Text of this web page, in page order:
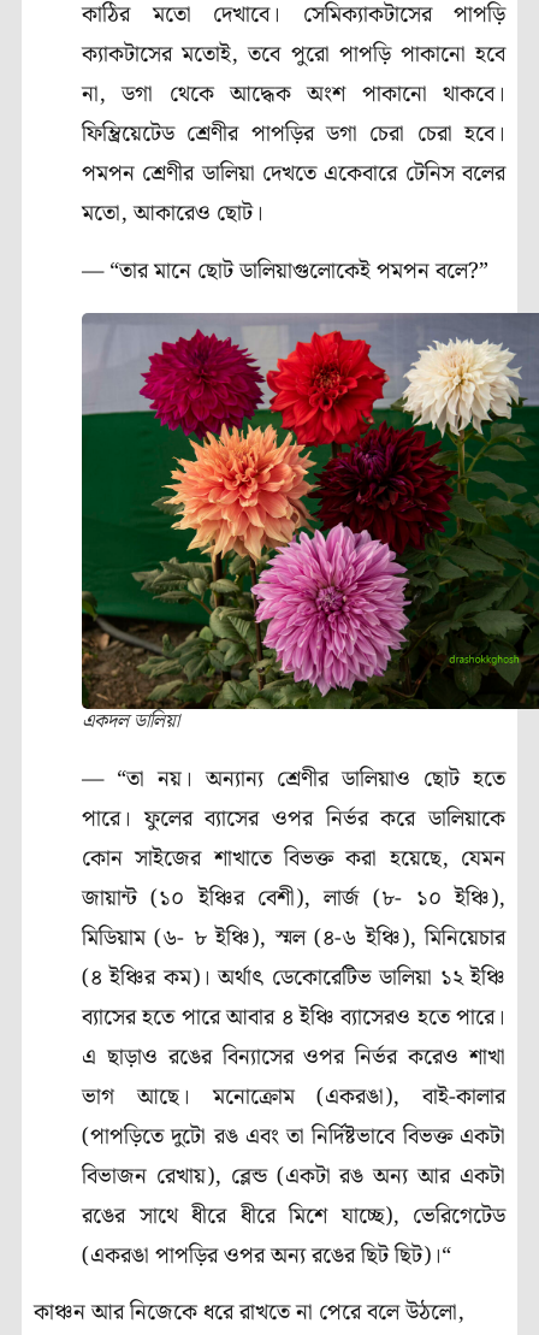
কাঠির মতো দেখাবে। সেমিক্যাকটাসের পাপড়ি
ক্যাকটাসের মতোই, তবে পুরো পাপড়ি পাকানো হবে
না, ডগা থেকে আদ্ধেক অংশ পাকানো থাকবে।
ফিম্ব্রিয়েটেড শ্রেণীর পাপড়ির ডগা চেরা চেরা হবে।
পমপন শ্রেণীর ডালিয়া দেখতে একেবারে টেনিস বলের
মতো, আকারেও ছোট।
— “তার মানে ছোট ডালিয়াগুলোকেই পমপন বলে?”
একদল ডালিয়া
— “তা নয়। অন্যান্য শ্রেণীর ডালিয়াও ছোট হতে
পারে। ফুলের ব্যাসের ওপর নির্ভর করে ডালিয়াকে
কোন সাইজের শাখাতে বিভক্ত করা হয়েছে, যেমন
জায়ান্ট (১০ ইঞ্চির বেশী), লার্জ (৮- ১০ ইঞ্চি),
মিডিয়াম (৬- ৮ ইঞ্চি), স্মল (৪-৬ ইঞ্চি), মিনিয়েচার
(৪ ইঞ্চির কম)। অর্থাৎ ডেকোরেটিভ ডালিয়া ১২ ইঞ্চি
ব্যাসের হতে পারে আবার ৪ ইঞ্চি ব্যাসেরও হতে পারে।
এ ছাড়াও রঙের বিন্যাসের ওপর নির্ভর করেও শাখা
ভাগ আছে। মনোক্রোম (একরঙা), বাই-কালার
(পাপড়িতে দুটো রঙ এবং তা নির্দিষ্টভাবে বিভক্ত একটা
বিভাজন রেখায়), ব্লেন্ড (একটা রঙ অন্য আর একটা
রঙের সাথে ধীরে ধীরে মিশে যাচ্ছে), ভেরিগেটেড
(একরঙা পাপড়ির ওপর অন্য রঙের ছিট ছিট)।“
কাঞ্চন আর নিজেকে ধরে রাখতে না পেরে বলে উঠলো,